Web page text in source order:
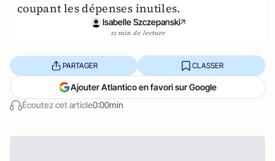
coupant les dépenses inutiles.
Isabelle Szczepanski
12 min de lecture
Écoutez cet article0:00min
PARTAGER CLASSER
Ajouter Atlantico en favori sur Google